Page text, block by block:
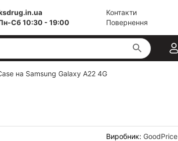
Cб 10:30 - 19:00
Контакти
Повернення
на Samsung Galaxy A22 4G
Виробник: GoodPrice